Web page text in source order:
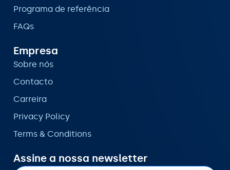
Programa de referência
FAQs
Empresa
Sobre nós
Contacto
Carreira
Privacy Policy
Terms & Conditions
Assine a nossa newsletter